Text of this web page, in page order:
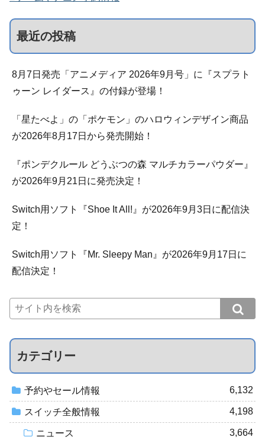
最近の投稿
8月7日発売「アニメディア 2026年9月号」に『スプラト
ゥーン レイダース』の付録が登場！
「星たべよ」の「ポケモン」のハロウィンデザイン商品
が2026年8月17日から発売開始！
『ポンデクルール どうぶつの森 マルチカラーパウダー』
が2026年9月21日に発売決定！
Switch用ソフト『Shoe It All!』が2026年9月3日に配信決
定！
Switch用ソフト『Mr. Sleepy Man』が2026年9月17日に
配信決定！
カテゴリー
予約やセール情報 6,132
スイッチ全般情報 4,198
ニュース 3,664